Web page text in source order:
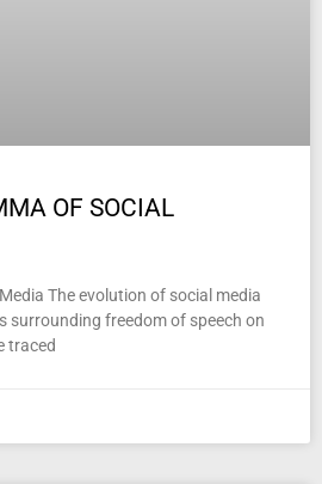
OF SOCIAL
The evolution of social media
surrounding freedom of speech on
traced